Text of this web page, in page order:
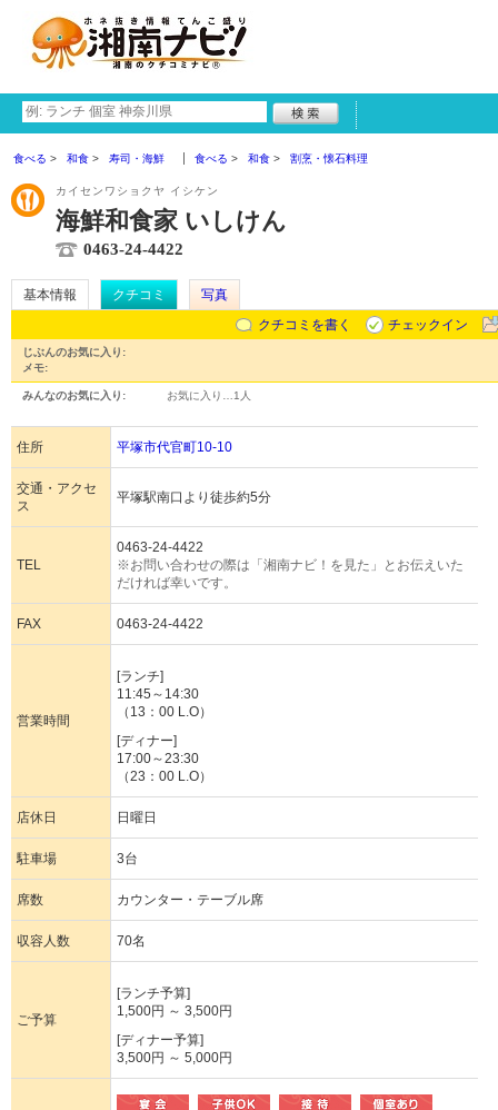
食べる 和食 寿司・海鮮 食べる 和食 割烹・懐石料理
カイセンワショクヤ イシケン
海鮮和食家 いしけん
0463-24-4422
基本情報 クチコミ
写真
クチコミを書く
チェックイン
じぶんのお気に入り:
メモ:
みんなのお気に入り: お気に入り… 1人
住所 平塚市代官町10-10
交通・アクセ
ス
平塚駅南口より徒歩約5分
TEL
0463-24-4422
※お問い合わせの際は「湘南ナビ！を見た」とお伝えいた
だければ幸いです。
FAX 0463-24-4422
営業時間
[ランチ]
11:45～14:30
（13：00 L.O）
[ディナー]
17:00～23:30
（23：00 L.O）
店休日 日曜日
駐車場 3台
席数 カウンター・テーブル席
収容人数 70名
ご予算
[ランチ予算]
1,500円 ～ 3,500円
[ディナー予算]
3,500円 ～ 5,000円